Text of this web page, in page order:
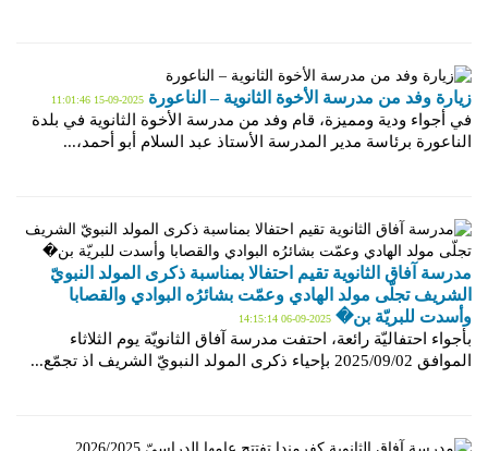
زيارة وفد من مدرسة الأخوة الثانوية – الناعورة 2025-09-15 11:01:46
في أجواء ودية ومميزة، قام وفد من مدرسة الأخوة الثانوية في بلدة
الناعورة برئاسة مدير المدرسة الأستاذ عبد السلام أبو أحمد،...
مدرسة آفاق الثانوية تقيم احتفالا بمناسبة ذكرى المولد النبويّ
الشريف تجلّى مولد الهادي وعمّت بشائرُه البوادي والقصابا
وأسدت للبريّة بن� 2025-09-06 14:15:14
بأجواء احتفاليّة رائعة، احتفت مدرسة آفاق الثانويّة يوم الثلاثاء
الموافق 2025/09/02 بإحياء ذكرى المولد النبويّ الشريف اذ تجمّع...